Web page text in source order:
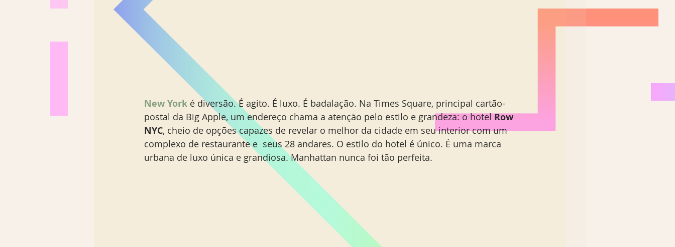
New York é diversão. É agito. É luxo. É badalação. Na Times Square, principal cartão-
postal da Big Apple, um endereço chama a atenção pelo estilo e grandeza: o hotel Row
NYC, cheio de opções capazes de revelar o melhor da cidade em seu interior com um
complexo de restaurante e  seus 28 andares. O estilo do hotel é único. É uma marca
urbana de luxo única e grandiosa. Manhattan nunca foi tão perfeita.